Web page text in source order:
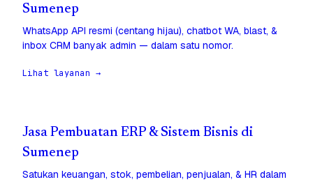
Sumenep
WhatsApp API resmi (centang hijau), chatbot WA, blast, &
inbox CRM banyak admin — dalam satu nomor.
Lihat layanan →
Jasa Pembuatan ERP & Sistem Bisnis di
Sumenep
Satukan keuangan, stok, pembelian, penjualan, & HR dalam